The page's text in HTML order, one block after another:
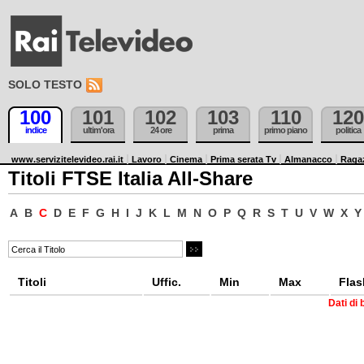
SOLO TESTO
100
indice
101
ultim'ora
102
24 ore
103
prima
110
primo piano
120
politica
www.servizitelevideo.rai.it Lavoro Cinema Prima serata Tv Almanacco
Titoli FTSE Italia All-Share
A B C D E F G H I J K L M N O P Q R S T U V W X Y
Titoli Uffic. Min Max
Dati di